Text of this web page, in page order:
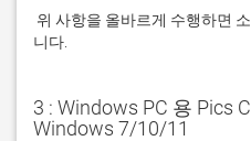
니다.
3 : Windows PC 용 Pics
Windows 7/10/11